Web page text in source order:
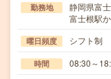
勤務地
静岡県富
富士根駅
曜日頻度 シフト制
時間 08:30～